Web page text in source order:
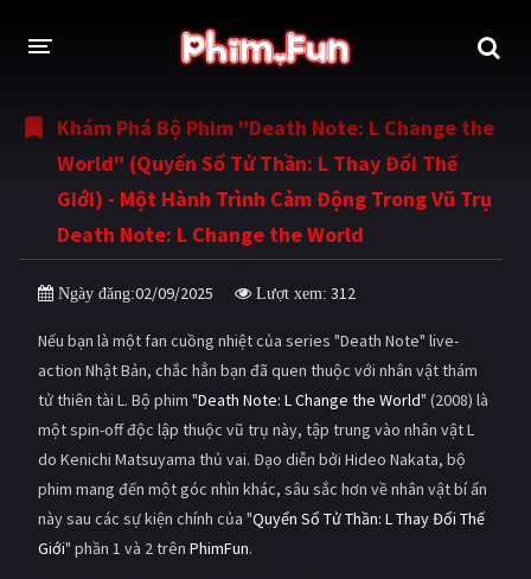
THỂ LOẠI
Thần thoại - Cổ trang Hành động
Tâm lý Chiến tranh
Võ thuật - Kiếm hiệp Nhạc kịch
Kinh dị Tội phạm - Hình sự
Phiêu lưu Hài hước
Viễn tưởng Khoa học - Tài liệu
Thể thao
Tình cảm - Lãng mạn Kỳ ảo
Khám Phá Bộ Phim "Death Note: L Change the
World" (Quyển Sổ Tử Thần: L Thay Đổi Thế
Giới) - Một Hành Trình Cảm Động Trong Vũ Trụ
Death Note: L Change the World
Ngày đăng:02/09/2025 Lượt xem: 312
Nếu bạn là một fan cuồng nhiệt của series "Death Note" live-
action Nhật Bản, chắc hẳn bạn đã quen thuộc với nhân vật thám
tử thiên tài L. Bộ phim "Death Note: L Change the World" (2008) là
một spin-off độc lập thuộc vũ trụ này, tập trung vào nhân vật L
do Kenichi Matsuyama thủ vai. Đạo diễn bởi Hideo Nakata, bộ
phim mang đến một góc nhìn khác, sâu sắc hơn về nhân vật bí ẩn
này sau các sự kiện chính của "Quyển Sổ Tử Thần: L Thay Đổi Thế
Giới" phần 1 và 2 trên PhimFun.